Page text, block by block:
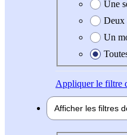
Une
Deux
Un
Appliquerle filtre
Afficher les filtres